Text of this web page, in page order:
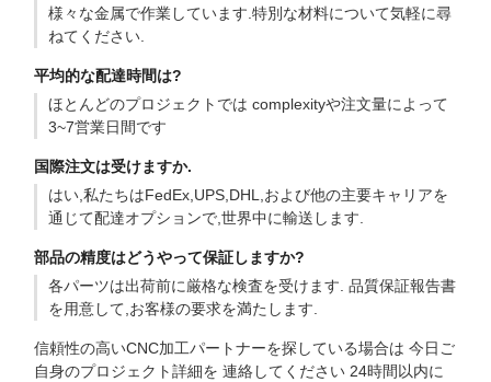
様々な金属で作業しています.特別な材料について気軽に尋
ねてください.
平均的な配達時間は?
ほとんどのプロジェクトでは complexityや注文量によって
3~7営業日間です
国際注文は受けますか.
はい,私たちはFedEx,UPS,DHL,および他の主要キャリアを
通じて配達オプションで,世界中に輸送します.
部品の精度はどうやって保証しますか?
各パーツは出荷前に厳格な検査を受けます. 品質保証報告書
を用意して,お客様の要求を満たします.
信頼性の高いCNC加工パートナーを探している場合は 今日ご
自身のプロジェクト詳細を 連絡してください 24時間以内に